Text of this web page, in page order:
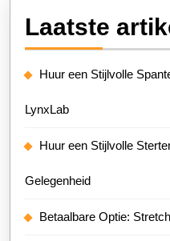
Laatste
Huur een Stijlvolle
LynxLab
Huur een Stijlvolle
Gelegenheid
Betaalbare Optie: